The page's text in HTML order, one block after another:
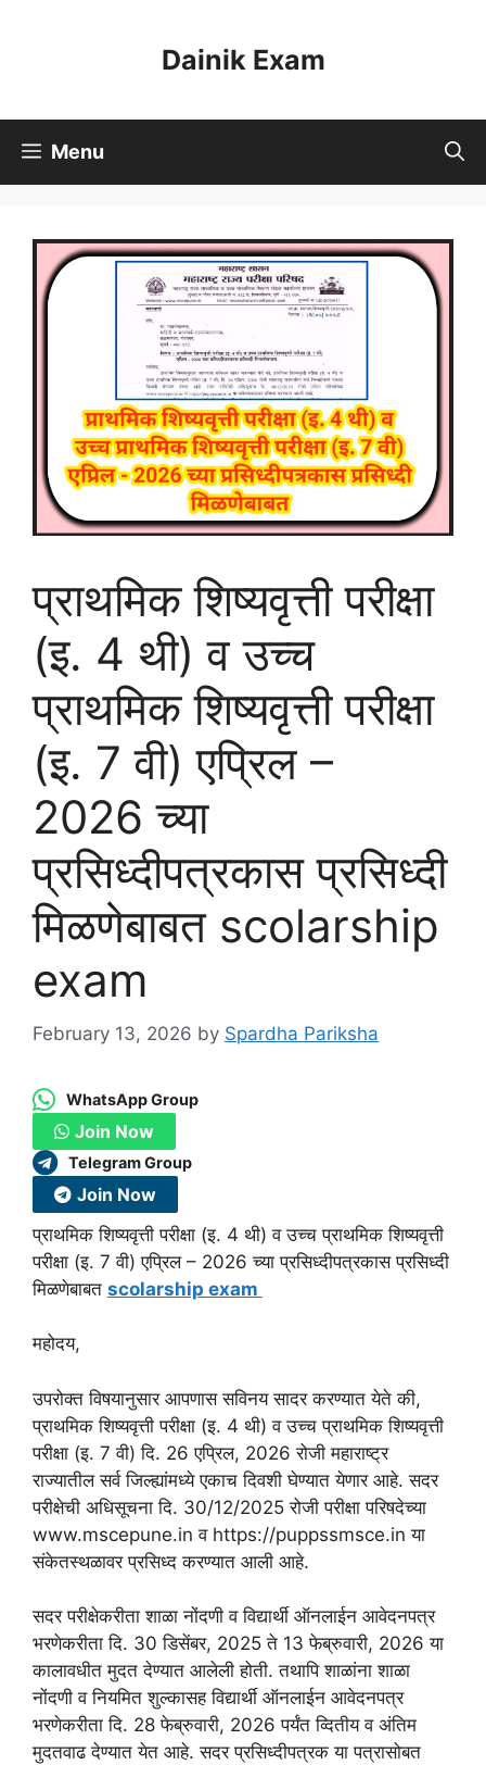
Dainik Exam
Menu
प्राथमिक शिष्यवृत्ती परीक्षा
(इ. 4 थी) व उच्च
प्राथमिक शिष्यवृत्ती परीक्षा
(इ. 7 वी) एप्रिल –
2026 च्या
प्रसिध्दीपत्रकास प्रसिध्दी
मिळणेबाबत scolarship
exam
February 13, 2026 by Spardha Pariksha
WhatsApp Group
Join Now
Telegram Group
Join Now
प्राथमिक शिष्यवृत्ती परीक्षा (इ. 4 थी) व उच्च प्राथमिक शिष्यवृत्ती
परीक्षा (इ. 7 वी) एप्रिल – 2026 च्या प्रसिध्दीपत्रकास प्रसिध्दी
मिळणेबाबत scolarship exam
महोदय,
उपरोक्त विषयानुसार आपणास सविनय सादर करण्यात येते की,
प्राथमिक शिष्यवृत्ती परीक्षा (इ. 4 थी) व उच्च प्राथमिक शिष्यवृत्ती
परीक्षा (इ. 7 वी) दि. 26 एप्रिल, 2026 रोजी महाराष्ट्र
राज्यातील सर्व जिल्ह्यांमध्ये एकाच दिवशी घेण्यात येणार आहे. सदर
परीक्षेची अधिसूचना दि. 30/12/2025 रोजी परीक्षा परिषदेच्या
www.mscepune.in व https://puppssmsce.in या
संकेतस्थळावर प्रसिध्द करण्यात आली आहे.
सदर परीक्षेकरीता शाळा नोंदणी व विद्यार्थी ऑनलाईन आवेदनपत्र
भरणेकरीता दि. 30 डिसेंबर, 2025 ते 13 फेब्रुवारी, 2026 या
कालावधीत मुदत देण्यात आलेली होती. तथापि शाळांना शाळा
नोंदणी व नियमित शुल्कासह विद्यार्थी ऑनलाईन आवेदनपत्र
भरणेकरीता दि. 28 फेब्रुवारी, 2026 पर्यंत व्दितीय व अंतिम
मुदतवाढ देण्यात येत आहे. सदर प्रसिध्दीपत्रक या पत्रासोबत